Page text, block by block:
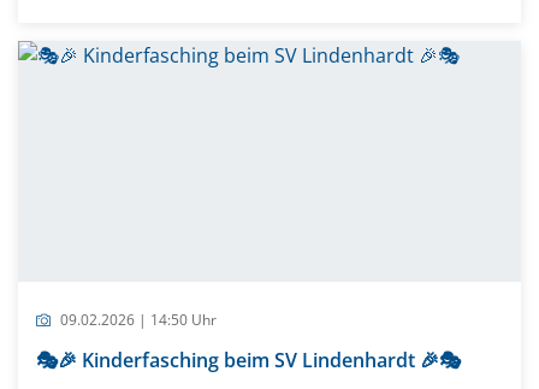
09.02.2026 | 14:50 Uhr
🎭🎉 Kinderfasching beim SV Lindenhardt 🎉🎭